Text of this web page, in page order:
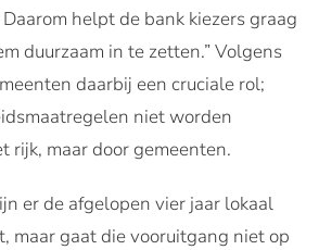
helpt de bank kiezers graag
duurzaam in te zetten.” Volgens
daarbij een cruciale rol;
niet worden
rijk, maar door gemeenten.
er de afgelopen vier jaar lokaal
maar gaat die vooruitgang niet op